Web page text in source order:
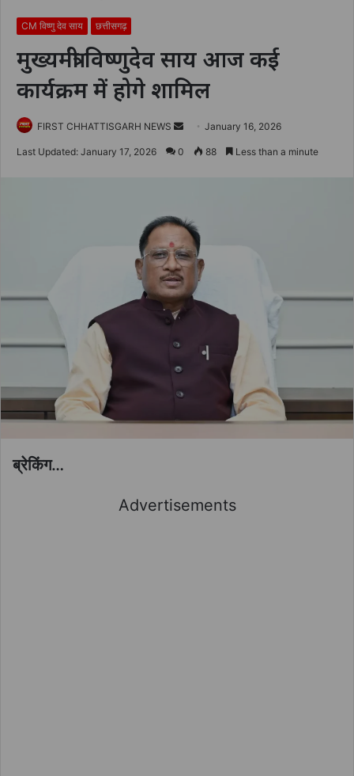
CM विष्णु देव साय छत्तीसगढ़
मुख्यमंत्री विष्णुदेव साय आज कई
कार्यक्रम में होगे शामिल
FIRST CHHATTISGARH NEWS
SendJanuary 16, 2026
Last Updated: January 17, 2026 0 88 Less than a minute
ब्रेकिंग…
Advertisements